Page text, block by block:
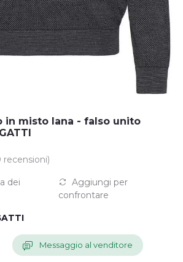
in misto lana - falso unito
recensioni)
dei
Aggiungi per
confrontare
Messaggio al venditore